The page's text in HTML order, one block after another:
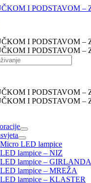
Micro LED lampice
LED lampice – NIZ
LED lampice – GIRLANDA
LED lampice – MREŽA
LED lampice – KLASTER